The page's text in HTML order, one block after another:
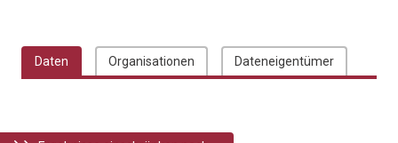
Daten Organisationen Dateneigentümer